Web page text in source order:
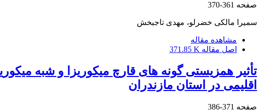
صفحه 361-370
سمیرا مالکی خضرلو، مهدی تاجبخش
مشاهده مقاله
اصل مقاله 371.85 K
تأثیر همزیستی گونه‏ های قارچ میکوریزا و شبه
اقلیمی در استان مازندران
صفحه 371-386